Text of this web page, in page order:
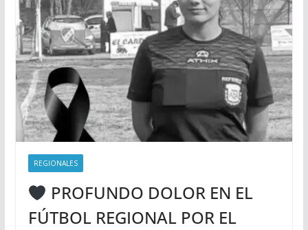
REGIONALES
PROFUNDO DOLOR EN EL
FÚTBOL REGIONAL POR EL